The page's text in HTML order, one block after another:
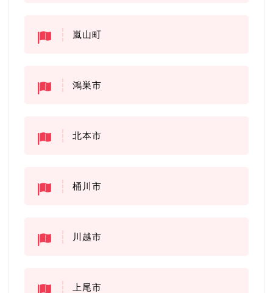
嵐山町
鴻巣市
北本市
桶川市
川越市
上尾市